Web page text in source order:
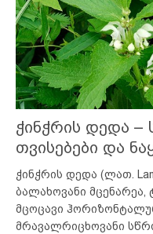
ჭინჭრის დედა –
თვისებები და
ჭინჭრის დედა (ლათ.
ბალახოვანი
მცოცავი
მრავალრიცხოვანი